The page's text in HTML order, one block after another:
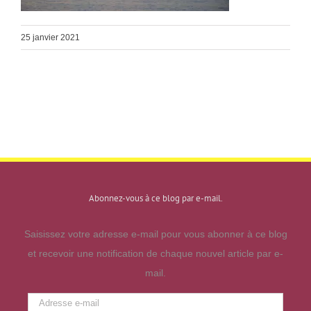
25 janvier 2021
Abonnez-vous à ce blog par e-mail.
Saisissez votre adresse e-mail pour vous abonner à ce blog
et recevoir une notification de chaque nouvel article par e-
mail.
Adresse